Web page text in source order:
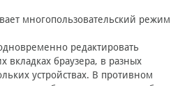
многопользовательский режим
редактировать
вкладках браузера, в разных
устройствах. В противном